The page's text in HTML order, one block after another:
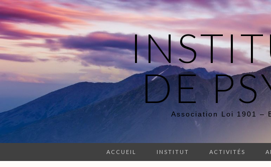
DE
Association Loi 1901 –
ACCUEIL INSTITUT ACTIVITÉS